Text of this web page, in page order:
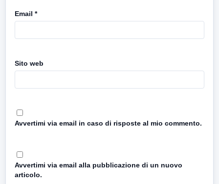
Email *
Sito web
Avvertimi via email in caso di risposte al mio commento.
Avvertimi via email alla pubblicazione di un nuovo
articolo.